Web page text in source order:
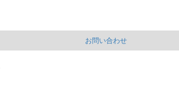
お問い合わせ